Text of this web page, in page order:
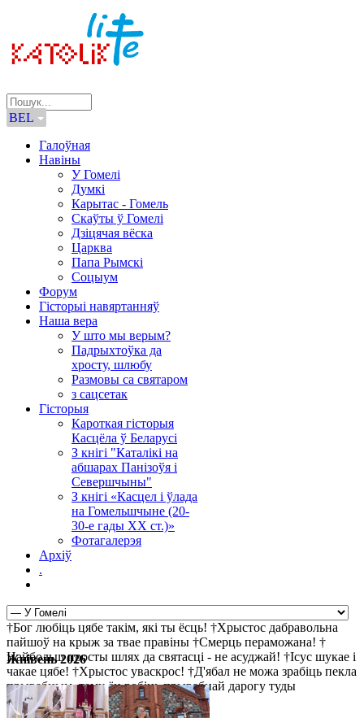
BEL
Галоўная
Навіны
У Гомелі
Думкі
Карытас - Гомель
Скаўты ў Гомелі
Дзіцячая вёска
Царква
Папа Рымскі
Соцыум
Форум
Гісторыі навяртанняў
Наша вера
У што мы верым?
Падрыхтоўка да
хросту, шлюбу
Размовы са святаром
з сацсетак
Гісторыя
Кароткая гісторыя
Касцёла ў Беларусі
З кнігі "Каталікі на
абшарах Панізоўя і
Севершчыны"
З кнігі «Касцел і ўлада
на Гомельшчыне (20-
30-е гады ХХ ст.)»
Фотагалерэя
Архіў
.
†Бог любіць цябе такім, які ты ёсць! †Хрыстос дабравольна
пайшоў на крыж за твае правіны †Смерць пераможана! †
Найбольш просты шлях да святасці - не асуджай! †Ісус шукае і
чакае цябе! †Хрыстос уваскрос! †Д'ябал не можа зрабіць пекла
прывабным, таму ён робіць прывабнай дарогу туды
Жнівень 2026